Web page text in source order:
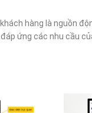
hàng là nguồn
ứng các nhu cầu